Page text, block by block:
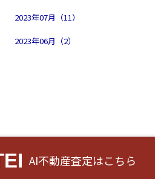
2023年07月（11）
2023年06月（2）
AI不動産査定はこちら